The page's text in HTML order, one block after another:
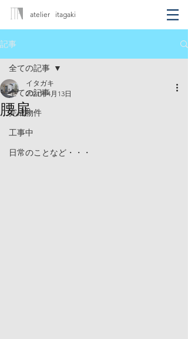
atelier itagaki
記事
全ての記事
完成物件
工事中
日常のことなど・・・
全ての記事
腰扉
イタガキ
2021年4月13日